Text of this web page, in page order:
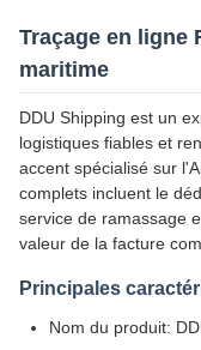
Traçage en ligne
maritime
DDU Shipping est un
logistiques fiables et
accent spécialisé sur
complets incluent le
service de ramassage
valeur de la facture
Principales
Nom du produit: